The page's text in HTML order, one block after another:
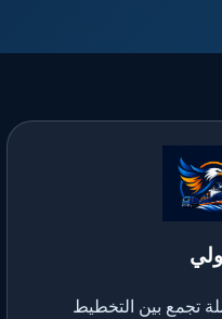
تجمع بين التخطيط